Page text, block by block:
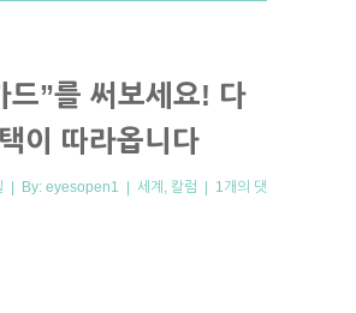
드”를 써보세요! 다
이 따라옵니다
| By: eyesopen1 | 세계 칼럼 | 1개의 댓